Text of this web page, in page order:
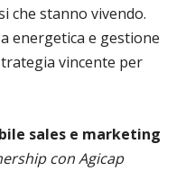
che stanno vivendo.
energetica e gestione
vincente per
sales e marketing
con Agicap